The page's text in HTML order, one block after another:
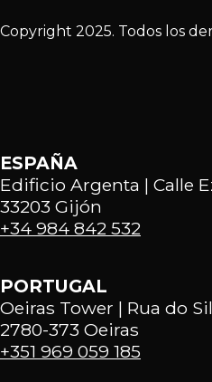
Copyright 2025. Todos los
ESPAÑA
Edificio Argenta | Calle
33203 Gijón
+34 984 842 532
PORTUGAL
Oeiras Tower | Rua do
2780-373 Oeiras
+351 969 059 185